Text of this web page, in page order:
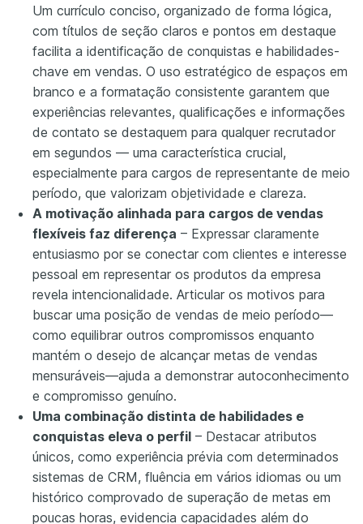
Um currículo conciso, organizado de forma lógica,
com títulos de seção claros e pontos em destaque
facilita a identificação de conquistas e habilidades-
chave em vendas. O uso estratégico de espaços em
branco e a formatação consistente garantem que
experiências relevantes, qualificações e informações
de contato se destaquem para qualquer recrutador
em segundos — uma característica crucial,
especialmente para cargos de representante de meio
período, que valorizam objetividade e clareza.
A motivação alinhada para cargos de vendas
flexíveis faz diferença – Expressar claramente
entusiasmo por se conectar com clientes e interesse
pessoal em representar os produtos da empresa
revela intencionalidade. Articular os motivos para
buscar uma posição de vendas de meio período—
como equilibrar outros compromissos enquanto
mantém o desejo de alcançar metas de vendas
mensuráveis—ajuda a demonstrar autoconhecimento
e compromisso genuíno.
Uma combinação distinta de habilidades e
conquistas eleva o perfil – Destacar atributos
únicos, como experiência prévia com determinados
sistemas de CRM, fluência em vários idiomas ou um
histórico comprovado de superação de metas em
poucas horas, evidencia capacidades além do